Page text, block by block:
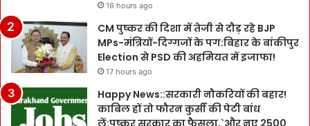
16 hours ago
CM पुष्कर की दिशा में तेजी से दौड़ रहे BJP
MPs-मंत्रियों-दिग्गजों के पग:बिहार के बांकीपुर
Election से PSD की अहमियत में इजाफा!
17 hours ago
Happy News::सरकारी नौकरियों की बहार!
काबिल हों तो फौरन कुर्सी की पेटी बांध